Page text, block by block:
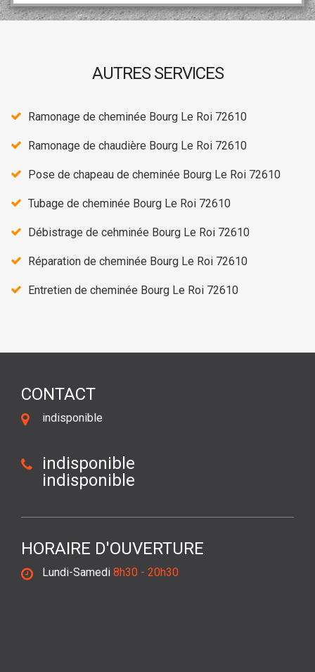
AUTRES SERVICES
Ramonage de cheminée Bourg Le Roi 72610
Ramonage de chaudière Bourg Le Roi 72610
Pose de chapeau de cheminée Bourg Le Roi 72610
Tubage de cheminée Bourg Le Roi 72610
Débistrage de cehminée Bourg Le Roi 72610
Réparation de cheminée Bourg Le Roi 72610
Entretien de cheminée Bourg Le Roi 72610
CONTACT
indisponible
indisponible
indisponible
HORAIRE D'OUVERTURE
Lundi-Samedi 8h30 - 20h30